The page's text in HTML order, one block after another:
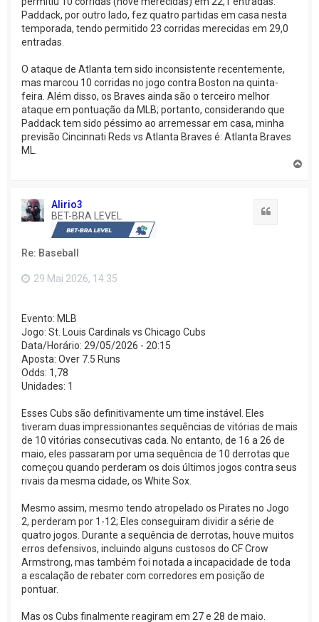
Paddack, por outro lado, fez quatro partidas em casa nesta
temporada, tendo permitido 23 corridas merecidas em 29,0
entradas.
O ataque de Atlanta tem sido inconsistente recentemente,
mas marcou 10 corridas no jogo contra Boston na quinta-
feira. Além disso, os Braves ainda são o terceiro melhor
ataque em pontuação da MLB; portanto, considerando que
Paddack tem sido péssimo ao arremessar em casa, minha
previsão Cincinnati Reds vs Atlanta Braves é: Atlanta Braves
ML.
Alirio3
BET-BRA LEVEL
Re: Baseball
29 Mai 2026, 14:35
Evento: MLB
Jogo: St. Louis Cardinals vs Chicago Cubs
Data/Horário: 29/05/2026 - 20:15
Aposta: Over 7.5 Runs
Odds: 1,78
Unidades: 1
Esses Cubs são definitivamente um time instável. Eles
tiveram duas impressionantes sequências de vitórias de mais
de 10 vitórias consecutivas cada. No entanto, de 16 a 26 de
maio, eles passaram por uma sequência de 10 derrotas que
começou quando perderam os dois últimos jogos contra seus
rivais da mesma cidade, os White Sox.
Mesmo assim, mesmo tendo atropelado os Pirates no Jogo
2, perderam por 1-12; Eles conseguiram dividir a série de
quatro jogos. Durante a sequência de derrotas, houve muitos
erros defensivos, incluindo alguns custosos do CF Crow
Armstrong, mas também foi notada a incapacidade de toda
a escalação de rebater com corredores em posição de
pontuar.
Mas os Cubs finalmente reagiram em 27 e 28 de maio.